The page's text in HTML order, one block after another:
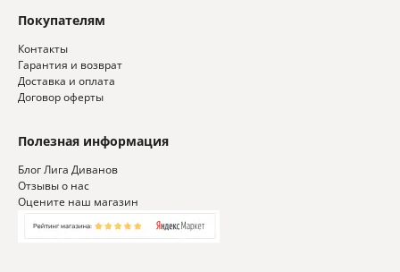
Покупателям
Контакты
Гарантия и возврат
Доставка и оплата
Договор оферты
Полезная информация
Блог Лига Диванов
Отзывы о нас
Оцените наш магазин